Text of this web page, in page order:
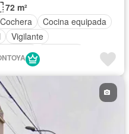
72 m²
Cochera
Cocina equipada
Vigilante
Permite mascotas